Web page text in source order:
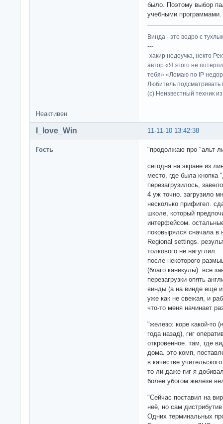
было. Поэтому выбор
учебными программами.
Винда - это ведро с
---
-хакир недоучка, некто
автор «Я этого не
тебя» «Ломаю по IP
Любитель подсматривать
(c) Неизвестный техник
Неактивен
11-11-10 13:42:38
I_love_Win
Гость "продолжаю про "альт-
сегодня на экране из
место, где была кнопка
перезагрузилось,
4 уж точно. загрузило
несколько прифигел.
школе, который
интерфейсом.
поковырялся сначала в
Regional settings.
толкового не нагуглил.
после некоторого
(благо каникулы). все
перезагрузки опять
винды (а на винде еще
уже как не свежая, и
что-то меня начинает
"железо: коре какой-то
года назад), гиг
откровенное. там, где
дома. это комп,
в качестве
то ли даже гиг я
более убогом железе
"Сейчас поставил на
неё, но сам
Одних терминальных